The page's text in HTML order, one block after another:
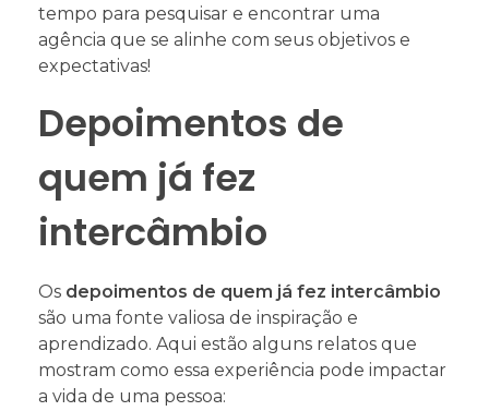
tempo para pesquisar e encontrar uma
agência que se alinhe com seus objetivos e
expectativas!
Depoimentos de
quem já fez
intercâmbio
Os depoimentos de quem já fez intercâmbio
são uma fonte valiosa de inspiração e
aprendizado. Aqui estão alguns relatos que
mostram como essa experiência pode impactar
a vida de uma pessoa: